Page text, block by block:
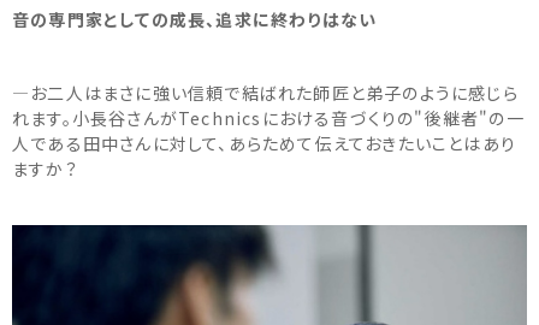
音の専門家としての成長、追求に終わりはない
―お二人はまさに強い信頼で結ばれた師匠と弟子のように感じら
れます。小長谷さんがTechnicsにおける音づくりの"後継者"の一
人である田中さんに対して、あらためて伝えておきたいことはあり
ますか？